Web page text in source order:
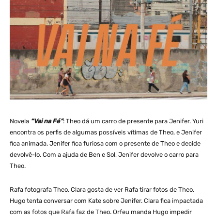
Novela “Vai na Fé”: Theo dá um carro de presente para Jenifer. Yuri
encontra os perfis de algumas possíveis vítimas de Theo, e Jenifer
fica animada. Jenifer fica furiosa com o presente de Theo e decide
devolvê-lo. Com a ajuda de Ben e Sol, Jenifer devolve o carro para
Theo.
Rafa fotografa Theo. Clara gosta de ver Rafa tirar fotos de Theo.
Hugo tenta conversar com Kate sobre Jenifer. Clara fica impactada
com as fotos que Rafa faz de Theo. Orfeu manda Hugo impedir